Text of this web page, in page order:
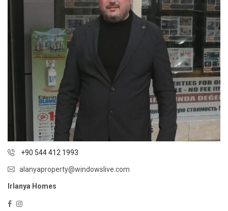
+90 544 412 1993
alanyaproperty@windowslive.com
Irlanya Homes